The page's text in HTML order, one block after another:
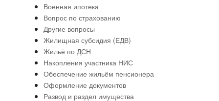
Военная ипотека
Вопрос по страхованию
Другие вопросы
Жилищная субсидия (ЕДВ)
Жильё по ДСН
Накопления участника НИС
Обеспечение жильём пенсионера
Оформление документов
Развод и раздел имущества